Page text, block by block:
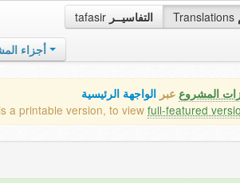
tafasir التفاسيــر Translations
أجزاء
المشروع عبر الواجهة الرئيسية
a printable version, to view full-featured